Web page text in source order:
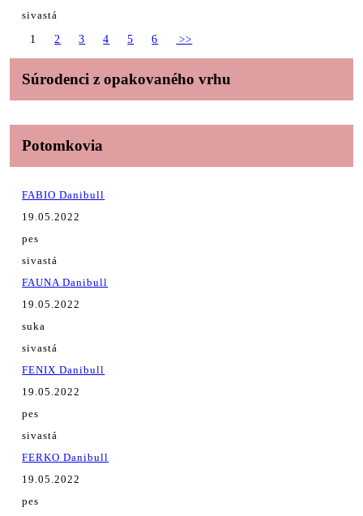
sivastá
1
2 3 4 5 6 >>
Súrodenci z opakovaného vrhu
Potomkovia
FABIO Danibull
19.05.2022
pes
sivastá
FAUNA Danibull
19.05.2022
suka
sivastá
FENIX Danibull
19.05.2022
pes
sivastá
FERKO Danibull
19.05.2022
pes